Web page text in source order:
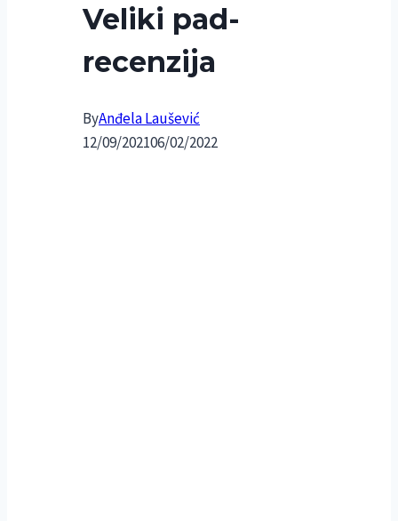
Veliki pad-
recenzija
ByAnđela Laušević
12/09/202106/02/2022